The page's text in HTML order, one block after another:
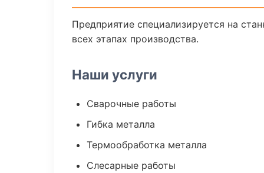
Предприятие специализируется на
всех этапах производства.
Наши услуги
Сварочные работы
Гибка металла
Термообработка металла
Слесарные работы